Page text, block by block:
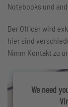
Notebooks und
Der Officer wird
hier sind
Nimm Kontakt zu
We need